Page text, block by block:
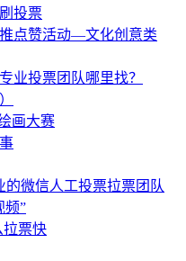
投票
点赞活动—文化创意类
业投票团队哪里找？
画大赛
微信人工投票拉票团队
频”
拉票快